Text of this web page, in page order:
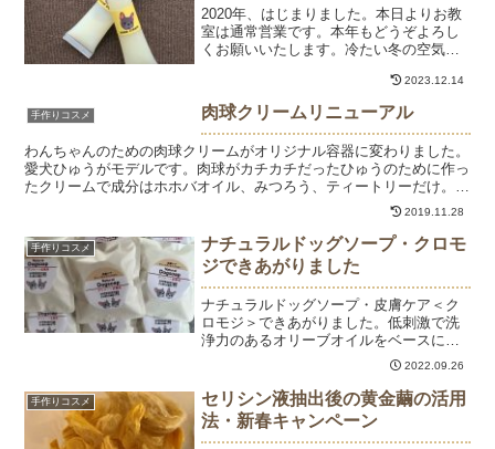
2020年、はじまりました。本日よりお教
室は通常営業です。本年もどうぞよろし
くお願いいたします。冷たい冬の空気
節です。肌も喉も体内も潤いを欲してい
る～～～～。これは犬も一緒で、いつも
以上に鼻が乾いてカピカ...
2023.12.14
手作りコスメ 肉球クリームリニューアル
わんちゃんのための肉球クリームがオリジナル容器に変わりました。
愛犬ひゅうがモデルです。肉球がカチカチだったひゅうのために作っ
たクリームで成分はホホバオイル、みつろう、ティートリーだけ。舐
めても体に害がありません。お家でも簡単に作れるので、ひ...2019.11.28
手作りコスメ
ナチュラルドッグソープ・クロモ
ジできあがりました
ナチュラルドッグソープ・皮膚ケア＜ク
ロモジ＞できあがりました。低刺激で洗
浄力のあるオリーブオイルをベースに、
和漢植物のクロモジの成分を抽出してい
ます。クリアホホバオイル入りで保湿効
果も期待できます。季節の変わり目、皮
膚トラブルを起こしやすい...
2022.09.26
手作りコスメ
セリシン液抽出後の黄金繭の活用
法・新春キャンペーン